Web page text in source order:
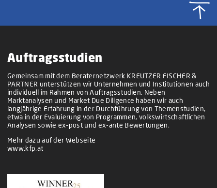
Auftragsstudien
Gemeinsam mit dem Beraternetzwerk KREUTZER FISCHER &
PARTNER unterstützen wir Unternehmen und Institutionen auch
individuell im Rahmen von Auftragsstudien. Neben
Marktanalysen und Market Due Diligence haben wir auch
langjährige Erfahrung in der Durchführung von Themenstudien,
etwa in der Evaluierung von Programmen, volkswirtschaftlichen
Analysen sowie ex-post und ex-ante Bewertungen.
Mehr dazu auf der Webseite
www.kfp.at